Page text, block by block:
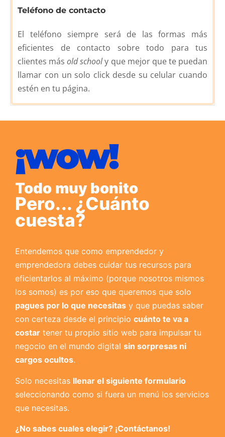
Teléfono de contacto
El teléfono siempre será de las formas más
eficientes de contacto sobre todo para tus
clientes másold schooly que mejor que te puedan
llamar con un solo click desde su celular cuando
estén en tu página.
¡wow!
Todo muy bonito
Pero... ¿Cuánto
cuesta?
Entendemos que como emprendedor y
emprendedora debes cuidar tus recursos para
eficientarlos al máximo (porque nosotros mismos
los somos) es por eso que queremos que solo
pagues por lo que necesitas y que puedas saber
con certeza desde el principio cuánto te va a
costar tener tu propio sitio web para impulsar tu
negocio en el mundo digital sin sorpresas ni
cargos ocultos.
Solo necesitas llenar el siguiente formulario
seleccionando como si fuera un menú los servicios
que necesitas.
¿No sabes cuales elegir? ¡Contáctanos!